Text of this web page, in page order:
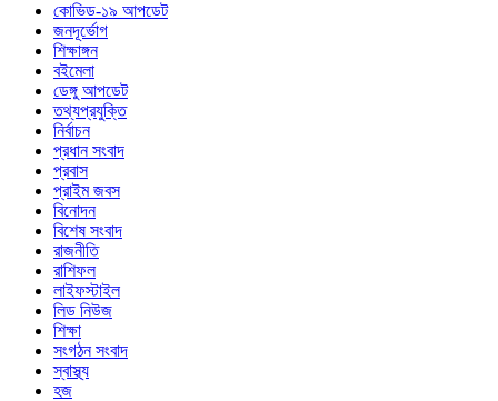
কোভিড-১৯ আপডেট
জনদূর্ভোগ
শিক্ষাঙ্গন
বইমেলা
ডেঙ্গু আপডেট
তথ্যপ্রযুক্তি
নির্বাচন
প্রধান সংবাদ
প্রবাস
প্রাইম জবস
বিনোদন
বিশেষ সংবাদ
রাজনীতি
রাশিফল
লাইফস্টাইল
লিড নিউজ
শিক্ষা
সংগঠন সংবাদ
স্বাস্থ্য
হজ